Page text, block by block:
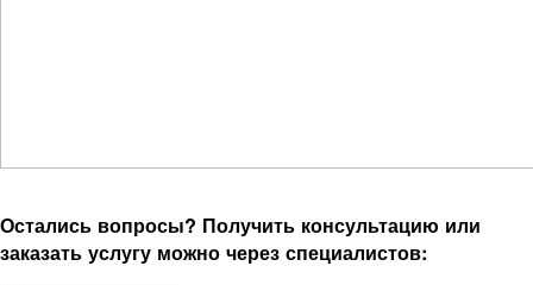
Остались вопросы? Получить консультацию или
заказать услугу можно через специалистов: